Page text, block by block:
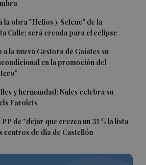
la obra "Helios y Selene" de la
Calle: será creada para el eclipse
la nueva Gestora de Gaiates su
en la promoción del
y hermandad: Nules celebra su
Farolets
PP de "dejar que crezca un 31 % la lista
centros de día de Castellón